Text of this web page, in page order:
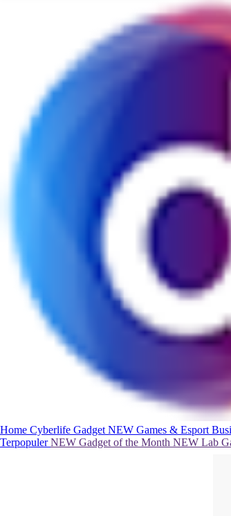
Home Cyberlife Gadget NEW Games & Esport
TerpopulerNEW Gadget of the Month NEW Lab